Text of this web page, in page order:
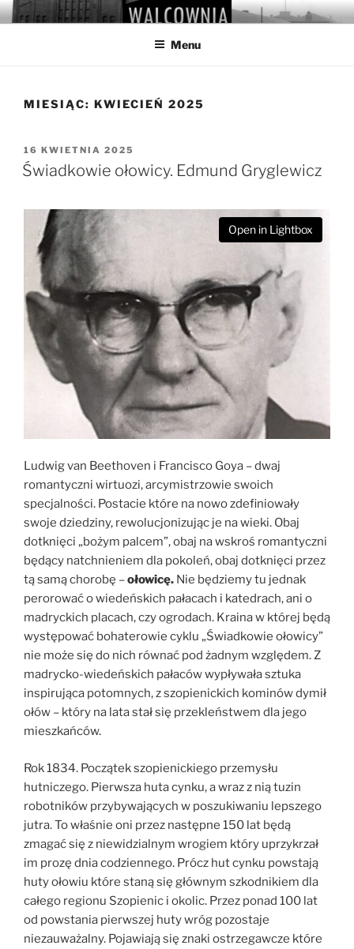
Przejdź
do
WALCOWNIA
Muzeum Hutnictwa Cynku
Menu
MIESIĄC: KWIECIEŃ 2025
OPUBLIKOWANE
W
16 KWIETNIA 2025
Świadkowie ołowicy. Edmund Gryglewicz
Open in Lightbox
Ludwig van Beethoven i Francisco Goya – dwaj
romantyczni wirtuozi, arcymistrzowie swoich
specjalności. Postacie które na nowo zdefiniowały
swoje dziedziny, rewolucjonizując je na wieki. Obaj
dotknięci „bożym palcem”, obaj na wskroś romantyczni
będący natchnieniem dla pokoleń, obaj dotknięci przez
tą samą chorobę –ołowicę. Nie będziemy tu jednak
perorować o wiedeńskich pałacach i katedrach, ani o
madryckich placach, czy ogrodach. Kraina w której będą
występować bohaterowie cyklu „Świadkowie ołowicy”
nie może się do nich równać pod żadnym względem. Z
madrycko-wiedeńskich pałaców wypływała sztuka
inspirująca potomnych, z szopienickich kominów dymił
ołów – który na lata stał się przekleństwem dla jego
mieszkańców.
Rok 1834. Początek szopienickiego przemysłu
hutniczego. Pierwsza huta cynku, a wraz z nią tuzin
robotników przybywających w poszukiwaniu lepszego
jutra. To właśnie oni przez następne 150 lat będą
zmagać się z niewidzialnym wrogiem który uprzykrzał
im prozę dnia codziennego. Prócz hut cynku powstają
huty ołowiu które staną się głównym szkodnikiem dla
całego regionu Szopienic i okolic. Przez ponad 100 lat
od powstania pierwszej huty wróg pozostaje
niezauważalny. Pojawiają się znaki ostrzegawcze które